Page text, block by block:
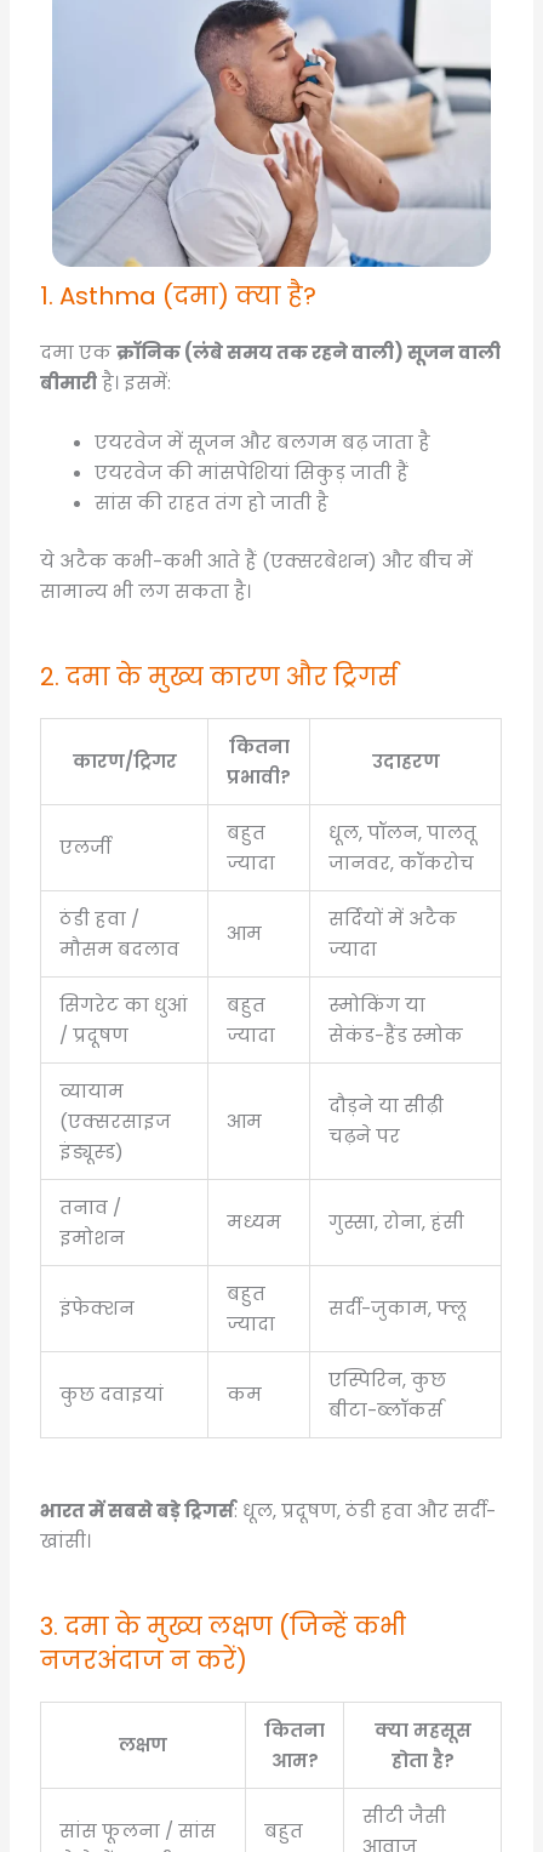
1. Asthma (दमा) क्या है?
दमा एकक्रॉनिक (लंबे समय तक रहने वाली) सूजन वाली
बीमारीहै। इसमें:
एयरवेज में सूजन और बलगम बढ़ जाता है
एयरवेज की मांसपेशियां सिकुड़ जाती हैं
सांस की राहत तंग हो जाती है
ये अटैक कभी-कभी आते हैं (एक्सरबेशन) और बीच में
सामान्य भी लग सकता है।
2. दमा के मुख्य कारण और ट्रिगर्स
कारण/ट्रिगर
कितना
प्रभावी?
उदाहरण
एलर्जी
बहुत
ज्यादा
धूल, पॉलन, पालतू
जानवर, कॉकरोच
ठंडी हवा /
मौसम बदलाव
आम
सर्दियों में अटैक
ज्यादा
सिगरेट का धुआं
/ प्रदूषण
बहुत
ज्यादा
स्मोकिंग या
सेकंड-हैंड स्मोक
व्यायाम
(एक्सरसाइज
इंड्यूस्ड)
आम
दौड़ने या सीढ़ी
चढ़ने पर
तनाव /
इमोशन
मध्यम गुस्सा, रोना, हंसी
इंफेक्शन
बहुत
ज्यादा
सर्दी-जुकाम, फ्लू
कुछ दवाइयां कम
एस्पिरिन, कुछ
बीटा-ब्लॉकर्स
भारत में सबसे बड़े ट्रिगर्स: धूल, प्रदूषण, ठंडी हवा और सर्दी-
खांसी।
3. दमा के मुख्य लक्षण (जिन्हें कभी
नजरअंदाज न करें)
लक्षण
कितना
आम?
क्या महसूस
होता है?
सांस फूलना / सांस
बहुत
सीटी जैसी
आवाज